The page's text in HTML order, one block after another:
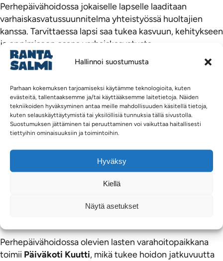
Hallinnoi suostumusta
Parhaan kokemuksen tarjoamiseksi käytämme teknologioita, kuten
evästeitä, tallentaaksemme ja/tai käyttääksemme laitetietoja. Näiden
tekniikoiden hyväksyminen antaa meille mahdollisuuden käsitellä tietoja,
kuten selauskäyttäytymistä tai yksilöllisiä tunnuksia tällä sivustolla.
Suostumuksen jättäminen tai peruuttaminen voi vaikuttaa haitallisesti
tiettyihin ominaisuuksiin ja toimintoihin.
Hyväksy
Kiellä
Näytä asetukset
Perhepäivähoidossa jokaiselle lapselle laaditaan
varhaiskasvatussuunnitelma yhteistyössä huoltajien
kanssa. Tarvittaessa lapsi saa tukea kasvuun, kehitykseen
ja oppimiseen osana varhaiskasvatusta.
Kenelle palvelu on tarkoitettu
Perhepäivähoito on tarkoitettu varhaiskasvatusikäisille
lapsille ja perheille, jotka toivovat pienryhmämuotoista
varhaiskasvatusta. Palvelu voi sopia erityisesti perheille,
jotka arvostavat kodinomaista ympäristöä ja pientä
Sijainti ja saavutettavuus
Tarkemmat käytännöt, hoitopaikka ja päivittäiset
Perhepäivähoidossa olevien lasten varahoitopaikkana
toimii Päiväkoti Kuutti, mikä tukee hoidon jatkuvuutta